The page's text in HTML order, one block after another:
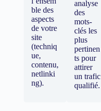
ble des
aspects
de votre
site
(techniq
ue,
contenu,
netlinki
ng).
analyse
des
mots-
clés les
plus
pertinen
ts pour
attirer
un trafic
qualifié.